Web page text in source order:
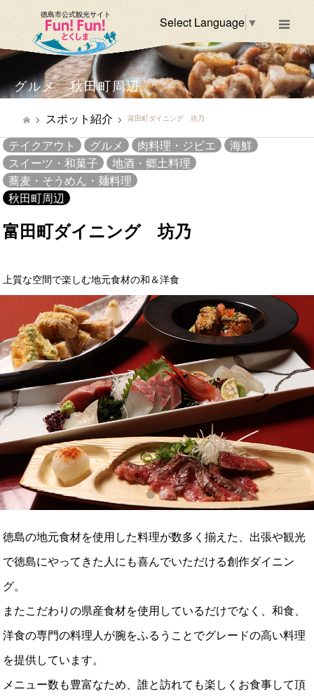
徳島市公式観光サイト Select Language ▼
グルメ 秋田町周辺
スポット紹介 富田町ダイニング 坊乃
テイクアウト グルメ 肉料理・ジビエ
海鮮
スイーツ・和菓子
地酒・郷土料理
蕎麦・そうめん・麺料理
秋田町周辺
富田町ダイニング 坊乃
上質な空間で楽しむ地元食材の和＆洋食
1
徳島の地元食材を使用した料理が数多く揃えた、出張や観光
で徳島にやってきた人にも喜んでいただける創作ダイニン
グ。
またこだわりの県産食材を使用しているだけでなく、和食、
洋食の専門の料理人が腕をふるうことでグレードの高い料理
を提供しています。
メニュー数も豊富なため、誰と訪れても楽しくお食事して頂